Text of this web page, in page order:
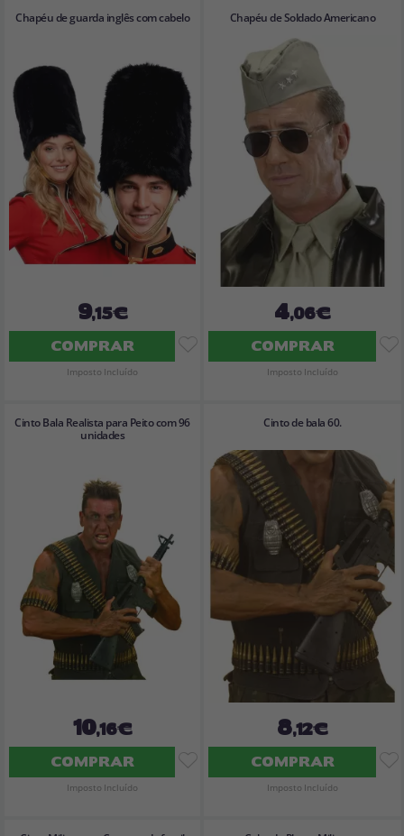
Chapéu de guarda inglês com cabelo
9,15€
COMPRAR
Imposto Incluído
Chapéu de Soldado Americano
4,06€
COMPRAR
Imposto Incluído
Cinto Bala Realista para Peito com 96
unidades
10,16€
COMPRAR
Imposto Incluído
Cinto de bala 60.
8,12€
COMPRAR
Imposto Incluído